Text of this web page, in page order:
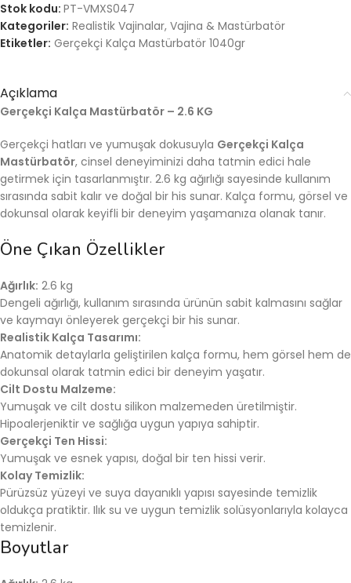
Stok kodu: PT-VMXS047
Kategoriler: Realistik Vajinalar, Vajina & Mastürbatör
Etiketler: Gerçekçi Kalça Mastürbatör 1040gr
Açıklama
Gerçekçi Kalça Mastürbatör – 2.6 KG
Gerçekçi hatları ve yumuşak dokusuyla Gerçekçi Kalça
Mastürbatör, cinsel deneyiminizi daha tatmin edici hale
getirmek için tasarlanmıştır. 2.6 kg ağırlığı sayesinde kullanım
sırasında sabit kalır ve doğal bir his sunar. Kalça formu, görsel ve
dokunsal olarak keyifli bir deneyim yaşamanıza olanak tanır.
Öne Çıkan Özellikler
Ağırlık: 2.6 kg
Dengeli ağırlığı, kullanım sırasında ürünün sabit kalmasını sağlar
ve kaymayı önleyerek gerçekçi bir his sunar.
Realistik Kalça Tasarımı:
Anatomik detaylarla geliştirilen kalça formu, hem görsel hem de
dokunsal olarak tatmin edici bir deneyim yaşatır.
Cilt Dostu Malzeme:
Yumuşak ve cilt dostu silikon malzemeden üretilmiştir.
Hipoalerjeniktir ve sağlığa uygun yapıya sahiptir.
Gerçekçi Ten Hissi:
Yumuşak ve esnek yapısı, doğal bir ten hissi verir.
Kolay Temizlik:
Pürüzsüz yüzeyi ve suya dayanıklı yapısı sayesinde temizlik
oldukça pratiktir. Ilık su ve uygun temizlik solüsyonlarıyla kolayca
temizlenir.
Boyutlar